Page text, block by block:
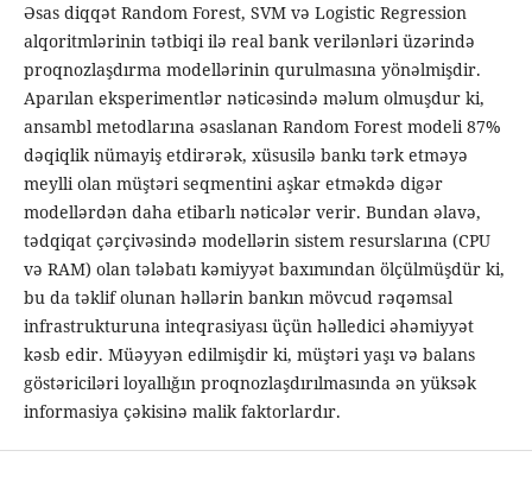
Əsas diqqət Random Forest, SVM və Logistic Regression
alqoritmlərinin tətbiqi ilə real bank verilənləri üzərində
proqnozlaşdırma modellərinin qurulmasına yönəlmişdir.
Aparılan eksperimentlər nəticəsində məlum olmuşdur ki,
ansambl metodlarına əsaslanan Random Forest modeli 87%
dəqiqlik nümayiş etdirərək, xüsusilə bankı tərk etməyə
meylli olan müştəri seqmentini aşkar etməkdə digər
modellərdən daha etibarlı nəticələr verir. Bundan əlavə,
tədqiqat çərçivəsində modellərin sistem resurslarına (CPU
və RAM) olan tələbatı kəmiyyət baxımından ölçülmüşdür ki,
bu da təklif olunan həllərin bankın mövcud rəqəmsal
infrastrukturuna inteqrasiyası üçün həlledici əhəmiyyət
kəsb edir. Müəyyən edilmişdir ki, müştəri yaşı və balans
göstəriciləri loyallığın proqnozlaşdırılmasında ən yüksək
informasiya çəkisinə malik faktorlardır.